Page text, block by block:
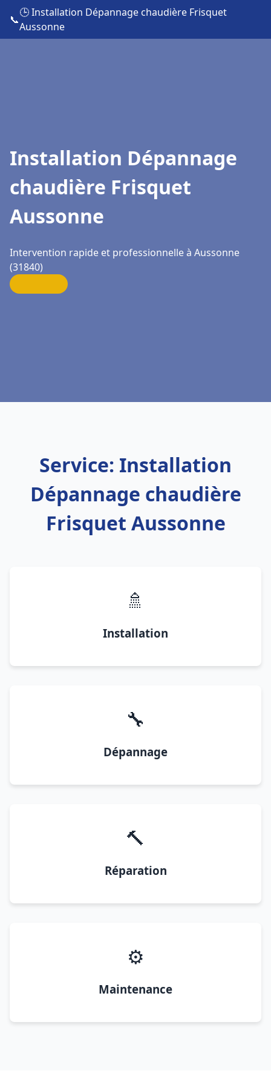
📞
🕒 Installation Dépannage chaudière Frisquet
Aussonne
Installation Dépannage
chaudière Frisquet
Aussonne
Intervention rapide et professionnelle à Aussonne
(31840)
Service: Installation
Dépannage chaudière
Frisquet Aussonne
🚿
Installation
🔧
Dépannage
🔨
Réparation
⚙️
Maintenance